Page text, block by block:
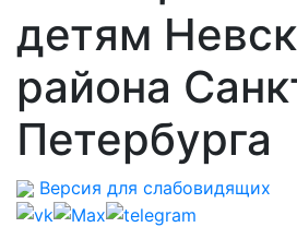
детям
района
Петербурга
Версия для слабовидящих